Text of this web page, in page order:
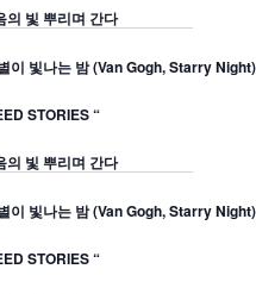
의 빛 뿌리며 간다
이 빛나는 밤 (Van Gogh, Starry Night)
STORIES “
의 빛 뿌리며 간다
이 빛나는 밤 (Van Gogh, Starry Night)
STORIES “